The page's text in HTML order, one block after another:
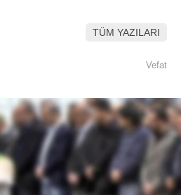
Instagram
Youtube
TÜM YAZILARI
Vefat